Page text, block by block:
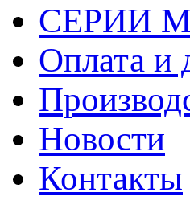
СЕРИИ
Оплата и
Новости
Контакты